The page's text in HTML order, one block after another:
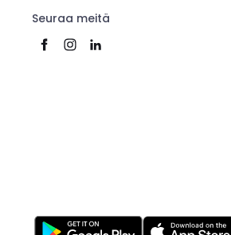
Seuraa meitä